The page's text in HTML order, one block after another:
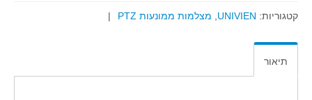
קטגוריות: UNIVIEN מצלמות ממונעות PTZ |
תיאור